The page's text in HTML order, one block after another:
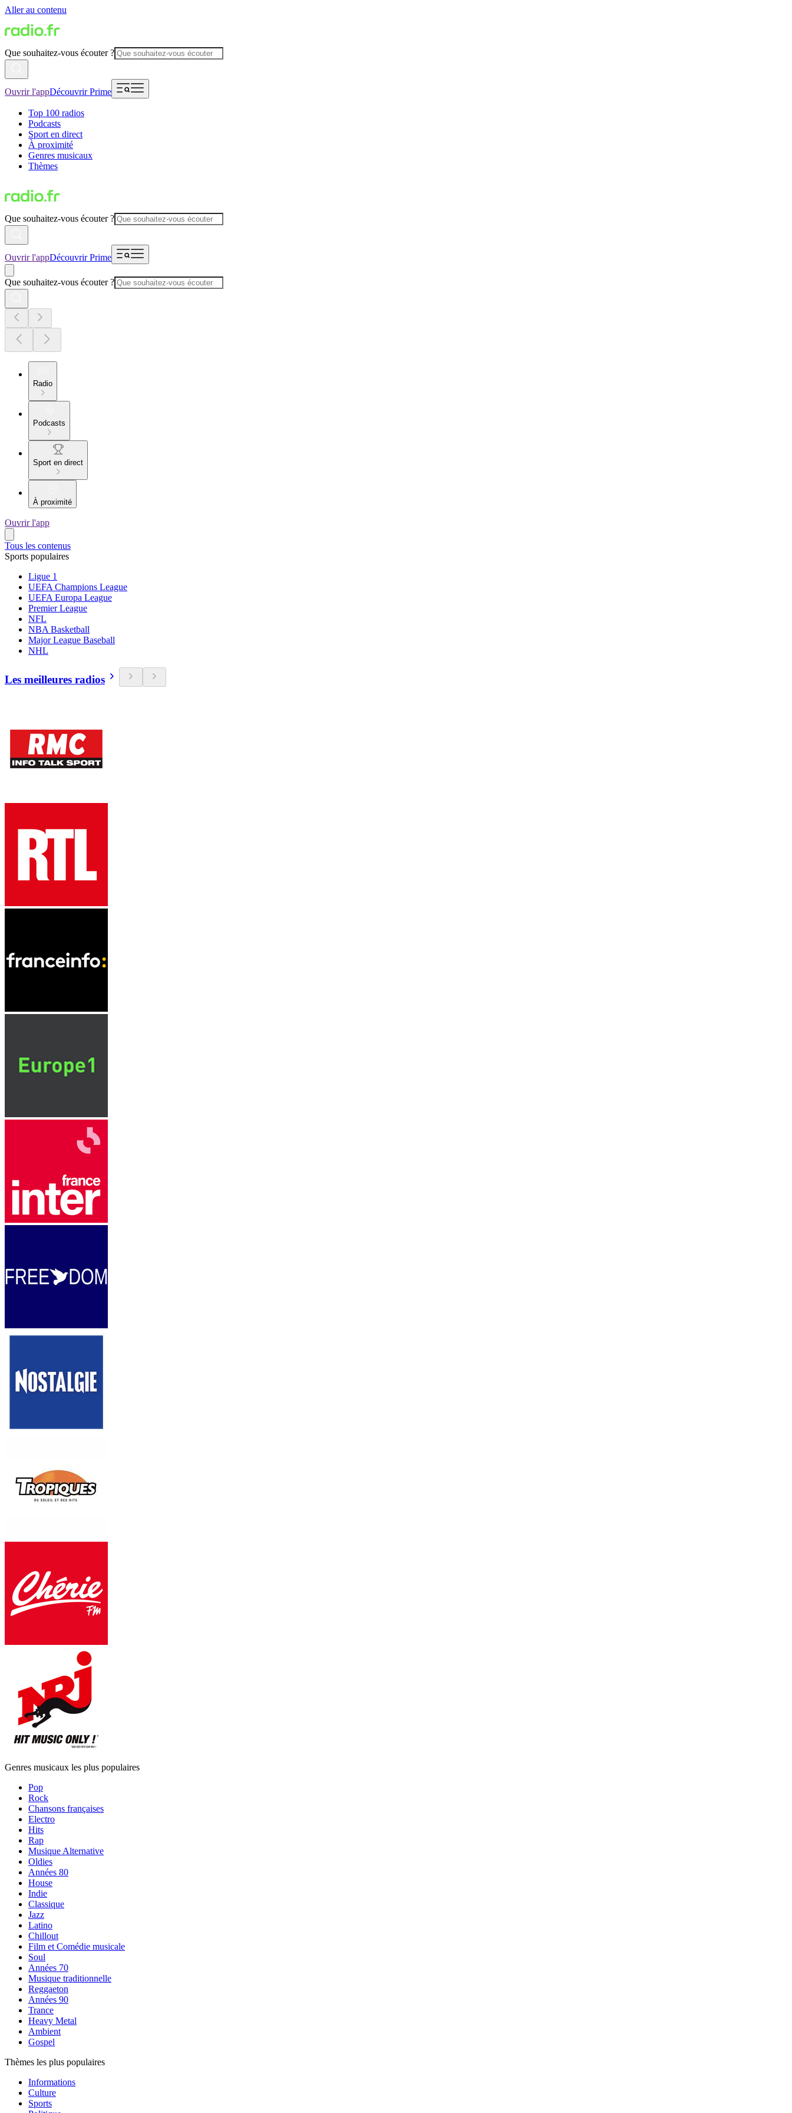
Aller au contenu
Que souhaitez-vous écouter ?
Ouvrir l'appDécouvrir Prime
Top 100 radios
Podcasts
Sport en direct
À proximité
Genres musicaux
Thèmes
Que souhaitez-vous écouter ?
Ouvrir l'appDécouvrir Prime
Que souhaitez-vous écouter ?
Radio
Podcasts
Sport en direct
À proximité
Ouvrir l'app
Tous les contenus
Sports populaires
Ligue 1
UEFA Champions League
UEFA Europa League
Premier League
NFL
NBA Basketball
Major League Baseball
NHL
Les meilleures radios
Genres musicaux les plus populaires
Pop
Rock
Chansons françaises
Electro
Hits
Rap
Musique Alternative
Oldies
Années 80
House
Indie
Classique
Jazz
Latino
Chillout
Film et Comédie musicale
Soul
Années 70
Musique traditionnelle
Reggaeton
Années 90
Trance
Heavy Metal
Ambient
Gospel
Thèmes les plus populaires
Informations
Culture
Sports